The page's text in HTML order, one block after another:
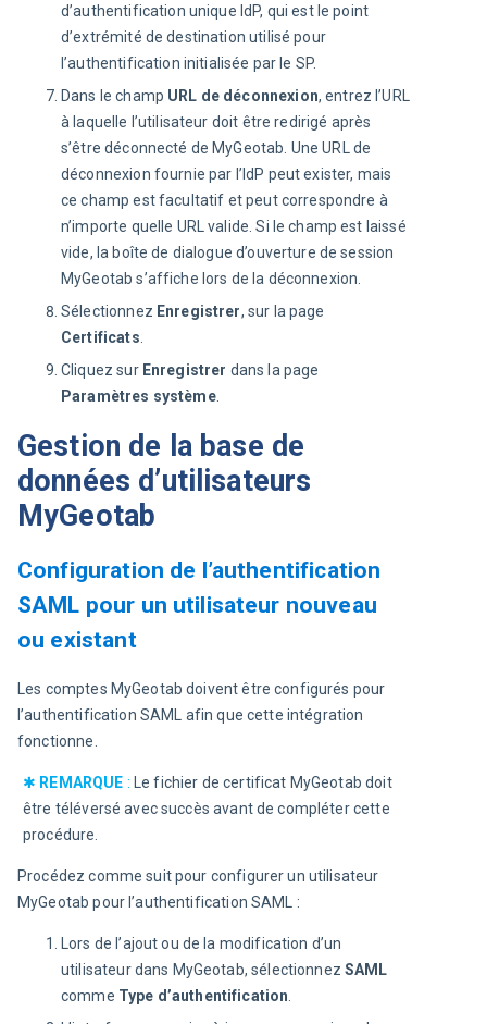
d’authentification unique IdP, qui est le point
d’extrémité de destination utilisé pour
l’authentification initialisée par le SP.
Dans le champ URL de déconnexion, entrez l’URL
à laquelle l’utilisateur doit être redirigé après
s’être déconnecté de MyGeotab. Une URL de
déconnexion fournie par l’IdP peut exister, mais
ce champ est facultatif et peut correspondre à
n’importe quelle URL valide. Si le champ est laissé
vide, la boîte de dialogue d’ouverture de session
MyGeotab s’affiche lors de la déconnexion.
Sélectionnez Enregistrer, sur la page
Certificats
Cliquez sur Enregistrer dans la page
Paramètres système.
Gestion de la base de
données d’utilisateurs
MyGeotab
Configuration de l’authentification
SAML pour un utilisateur nouveau
ou existant
Les comptes MyGeotab doivent être configurés pour
l’authentification SAML afin que cette intégration
fonctionne.
✱ REMARQUE : Le fichier de certificat MyGeotab doit
être téléversé avec succès avant de compléter cette
procédure.
Procédez comme suit pour configurer un utilisateur
MyGeotab pour l’authentification SAML :
Lors de l’ajout ou de la modification d’un
utilisateur dans MyGeotab, sélectionnezSAML
comme Type d’authentification